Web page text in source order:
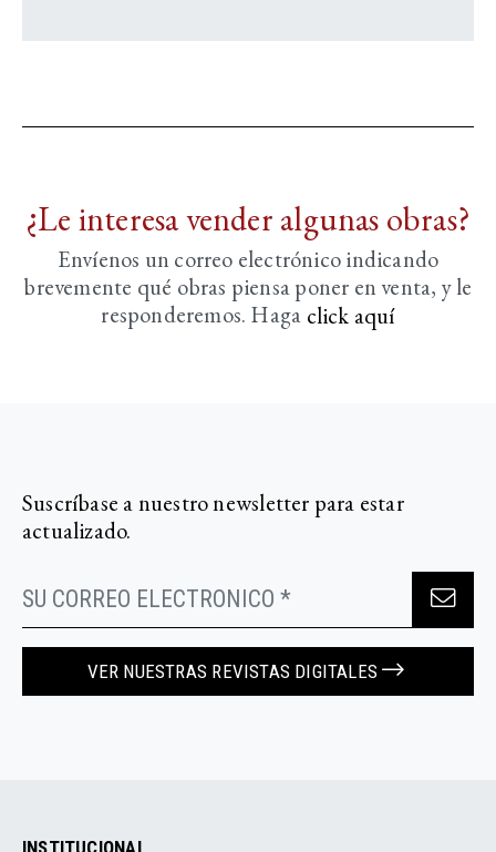
¿Le interesa vender algunas obras?
Envíenos un correo electrónico indicando
brevemente qué obras piensa poner en venta, y le
responderemos. Haga click aquí­
Suscríbase a nuestro newsletter para estar
actualizado.
VER NUESTRAS REVISTAS DIGITALES